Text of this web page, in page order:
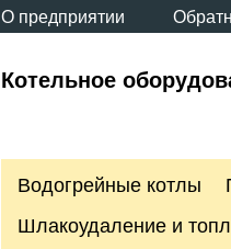
О предприятии
Котельное
Водогрейные котлы
Шлакоудаление и